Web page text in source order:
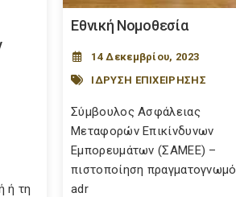
ή τη
Εθνική Νομοθεσία
14 Δεκεμβρίου, 2023
ΙΔΡΥΣΗ ΕΠΙΧΕΙΡΗΣΗΣ
Σύμβουλος Ασφάλειας
Μεταφορών Επικίνδυνων
Εμπορευμάτων (ΣΑΜΕΕ) –
πιστοποίηση
adr